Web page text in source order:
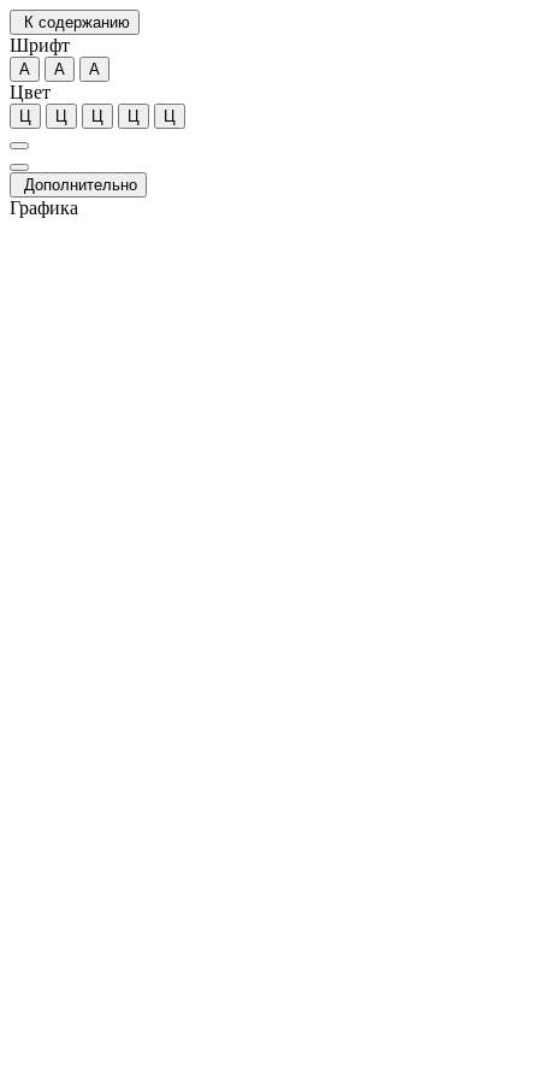
К содержанию
Шрифт
А А А
Цвет
Ц Ц Ц Ц Ц
Дополнительно
Графика